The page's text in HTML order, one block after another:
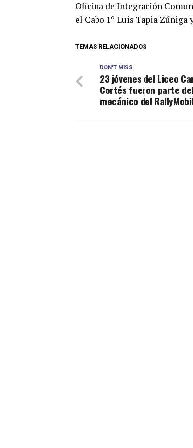
Oficina de Integración
el Cabo 1º Luis Tapia Zúñiga
TEMAS RELACIONADOS
DON'T MISS
23 jóvenes del Liceo
Cortés fueron parte
mecánico del RallyMobil